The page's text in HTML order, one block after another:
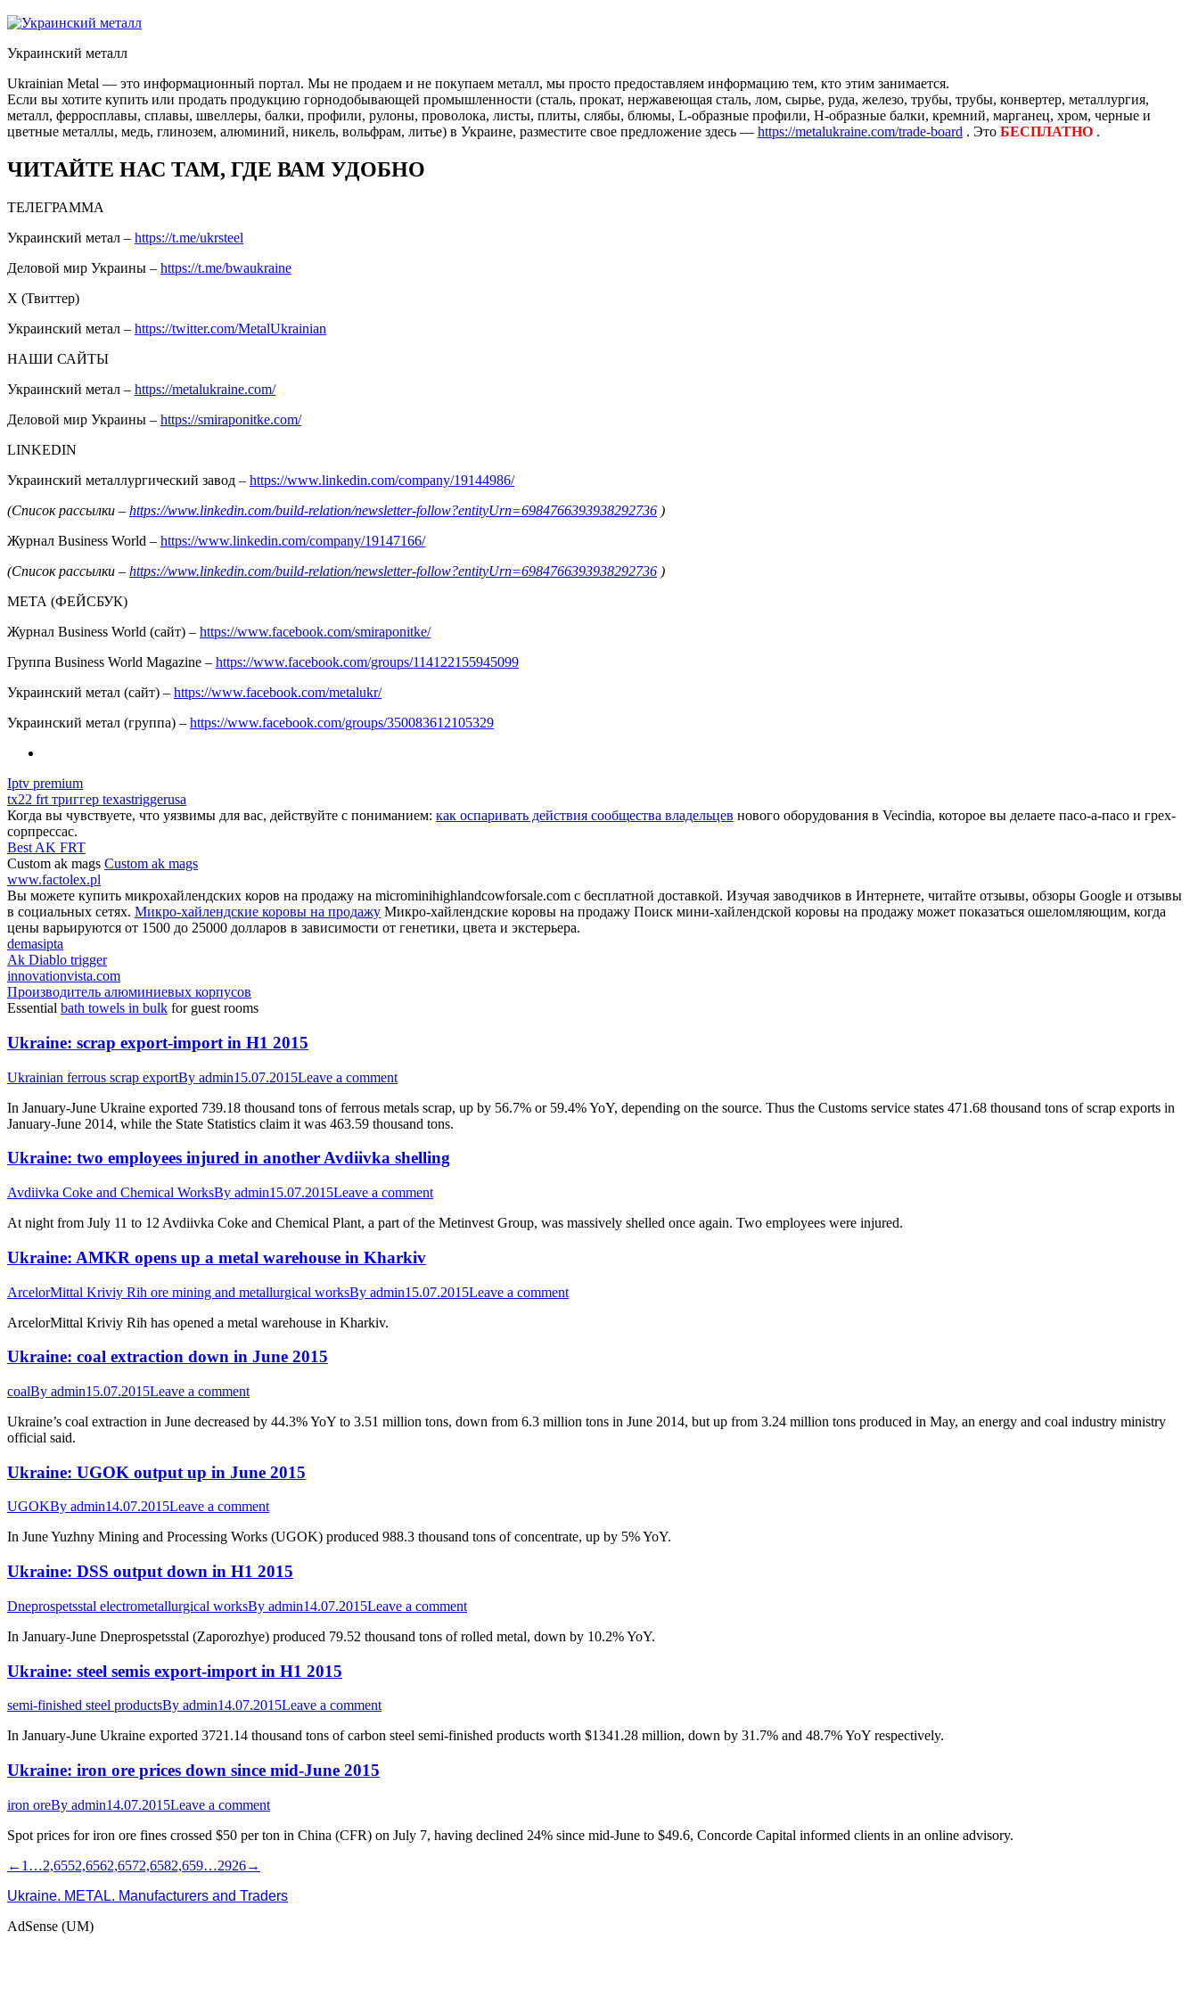
Украинский металл
Ukrainian Metal — это информационный портал. Мы не продаем и не покупаем металл, мы просто предоставляем информацию тем, кто этим занимается.
Если вы хотите купить или продать продукцию горнодобывающей промышленности (сталь, прокат, нержавеющая сталь, лом, сырье, руда, железо, трубы, трубы, конвертер, металлургия,
металл, ферросплавы, сплавы, швеллеры, балки, профили, рулоны, проволока, листы, плиты, слябы, блюмы, L-образные профили, H-образные балки, кремний, марганец, хром, черные и
цветные металлы, медь, глинозем, алюминий, никель, вольфрам, литье) в Украине, разместите свое предложение здесь — https://metalukraine.com/trade-board . Это БЕСПЛАТНО .
ЧИТАЙТЕ НАС ТАМ, ГДЕ ВАМ УДОБНО
ТЕЛЕГРАММА
Украинский метал – https://t.me/ukrsteel
Деловой мир Украины – https://t.me/bwaukraine
Х (Твиттер)
Украинский метал – https://twitter.com/MetalUkrainian
НАШИ САЙТЫ
Украинский метал – https://metalukraine.com/
Деловой мир Украины – https://smiraponitke.com/
LINKEDIN
Украинский металлургический завод – https://www.linkedin.com/company/19144986/
(Список рассылки – https://www.linkedin.com/build-relation/newsletter-follow?entityUrn=6984766393938292736 )
Журнал Business World – https://www.linkedin.com/company/19147166/
(Список рассылки – https://www.linkedin.com/build-relation/newsletter-follow?entityUrn=6984766393938292736 )
МЕТА (ФЕЙСБУК)
Журнал Business World (сайт) – https://www.facebook.com/smiraponitke/
Группа Business World Magazine – https://www.facebook.com/groups/114122155945099
Украинский метал (сайт) – https://www.facebook.com/metalukr/
Украинский метал (группа) – https://www.facebook.com/groups/350083612105329
Iptv premium
tx22 frt триггер texastriggerusa
Когда вы чувствуете, что уязвимы для вас, действуйте с пониманием: как оспаривать действия сообщества владельцев нового оборудования в Vecindia, которое вы делаете пасо-а-пасо и грех-
сорпрессас.
Best AK FRT
Custom ak mags Custom ak mags
www.factolex.pl
Вы можете купить микрохайлендских коров на продажу на microminihighlandcowforsale.com с бесплатной доставкой. Изучая заводчиков в Интернете, читайте отзывы, обзоры Google и отзывы
в социальных сетях. Микро-хайлендские коровы на продажу Микро-хайлендские коровы на продажу Поиск мини-хайлендской коровы на продажу может показаться ошеломляющим, когда
цены варьируются от 1500 до 25000 долларов в зависимости от генетики, цвета и экстерьера.
demasipta
Ak Diablo trigger
innovationvista.com
Производитель алюминиевых корпусов
Essential bath towels in bulk for guest rooms
Ukraine: scrap export-import in H1 2015
Ukrainian ferrous scrap exportBy admin15.07.2015Leave a comment
In January-June Ukraine exported 739.18 thousand tons of ferrous metals scrap, up by 56.7% or 59.4% YoY, depending on the source. Thus the Customs service states 471.68 thousand tons of scrap exports in
January-June 2014, while the State Statistics claim it was 463.59 thousand tons.
Ukraine: two employees injured in another Avdiivka shelling
Avdiivka Coke and Chemical WorksBy admin15.07.2015Leave a comment
At night from July 11 to 12 Avdiivka Coke and Chemical Plant, a part of the Metinvest Group, was massively shelled once again. Two employees were injured.
Ukraine: AMKR opens up a metal warehouse in Kharkiv
ArcelorMittal Kriviy Rih ore mining and metallurgical worksBy admin15.07.2015Leave a comment
ArcelorMittal Kriviy Rih has opened a metal warehouse in Kharkiv.
Ukraine: coal extraction down in June 2015
coalBy admin15.07.2015Leave a comment
Ukraine’s coal extraction in June decreased by 44.3% YoY to 3.51 million tons, down from 6.3 million tons in June 2014, but up from 3.24 million tons produced in May, an energy and coal industry ministry
official said.
Ukraine: UGOK output up in June 2015
UGOKBy admin14.07.2015Leave a comment
In June Yuzhny Mining and Processing Works (UGOK) produced 988.3 thousand tons of concentrate, up by 5% YoY.
Ukraine: DSS output down in H1 2015
Dneprospetsstal electrometallurgical worksBy admin14.07.2015Leave a comment
In January-June Dneprospetsstal (Zaporozhye) produced 79.52 thousand tons of rolled metal, down by 10.2% YoY.
Ukraine: steel semis export-import in H1 2015
semi-finished steel productsBy admin14.07.2015Leave a comment
In January-June Ukraine exported 3721.14 thousand tons of carbon steel semi-finished products worth $1341.28 million, down by 31.7% and 48.7% YoY respectively.
Ukraine: iron ore prices down since mid-June 2015
iron oreBy admin14.07.2015Leave a comment
Spot prices for iron ore fines crossed $50 per ton in China (CFR) on July 7, having declined 24% since mid-June to $49.6, Concorde Capital informed clients in an online advisory.
← 1 …2,6552,6562,6572,6582,659…2926→
Ukraine. METAL. Manufacturers and Traders
AdSense (UM)